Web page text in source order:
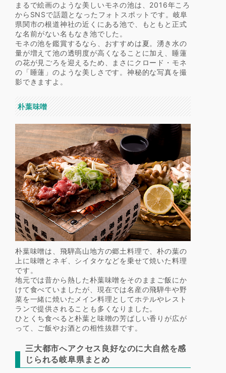
まるで絵画のような美しいモネの池は、2016年ころ
からSNSで話題となったフォトスポットです。岐阜
県関市の根道神社の近くにある池で、もともと正式
な名前がない名もなき池でした。
モネの池を鑑賞するなら、おすすめは夏。湧き水の
量が増えて池の透明度が高くなることに加え、睡蓮
の花が見ごろを迎えるため、まさにクロード・モネ
の「睡蓮」のような美しさです。神秘的な写真を撮
影できますよ。
朴葉味噌
朴葉味噌は、飛騨高山地方の郷土料理で、朴の葉の
上に味噌とネギ、シイタケなどを乗せて焼いた料理
です。
地元では昔から熱した朴葉味噌をそのままご飯にか
けて食べていましたが、現在では名産の飛騨牛や野
菜を一緒に焼いたメイン料理としてホテルやレスト
ランで提供されることも多くなりました。
ひとくち食べると朴葉と味噌の芳ばしい香りが広が
って、ご飯やお酒との相性抜群です。
三大都市へアクセス良好なのに大自然を感
じられる岐阜県まとめ